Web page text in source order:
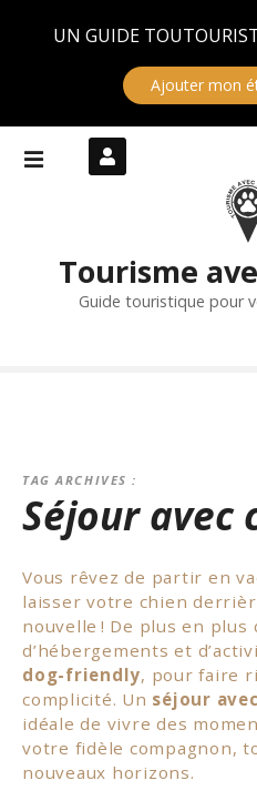
UN GUIDE
Ajouter mon
Tourisme
Guide touristique pour
TAG ARCHIVES :
Séjour avec
Vous rêvez de partir en
laisser votre chien
nouvelle ! De plus en
d’hébergements et
dog-friendly, pour faire
complicité. Un séjour
idéale de vivre des
votre fidèle compagnon,
nouveaux horizons.